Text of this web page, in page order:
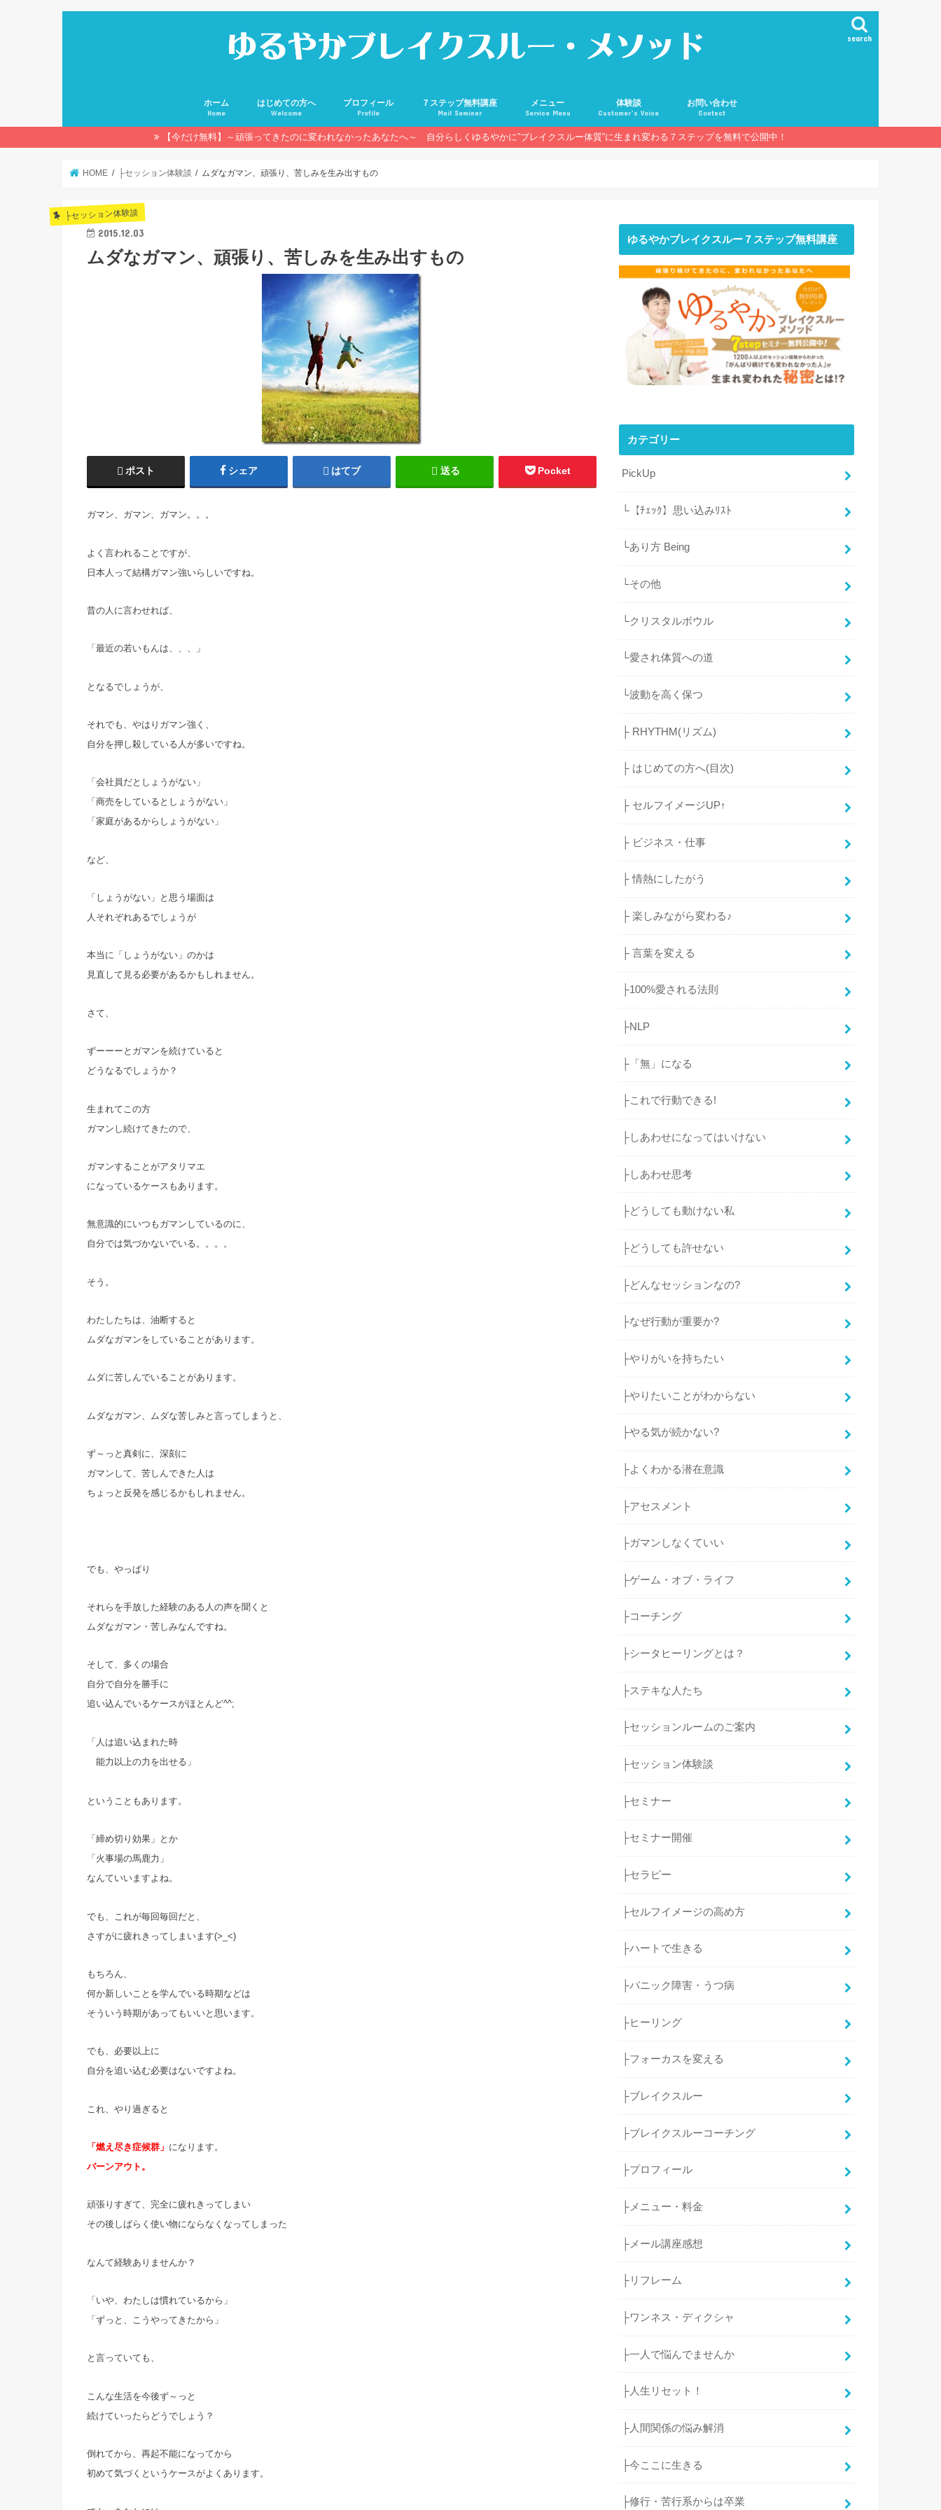
search
ホーム
Home
はじめての方へ
Welcome
プロフィール
Profile
７ステップ無料講座
Mail Seminar
メニュー
Service Menu
体験談
Customer’s Voice
お問い合わせ
Contact
【今だけ無料】～頑張ってきたのに変われなかったあなたへ～ 自分らしくゆるやかに”ブレイクスルー体質”に生まれ変わる７ステップを無料で公開中！
HOME ├セッション体験談 ムダなガマン、頑張り、苦しみを生み出すもの
├セッション体験談
2015.12.03
ムダなガマン、頑張り、苦しみを生み出すもの
ポスト シェア はてブ 送る Pocket
ガマン、ガマン、ガマン。。。
よく言われることですが、
日本人って結構ガマン強いらしいですね。
昔の人に言わせれば、
「最近の若いもんは、、、」
となるでしょうが、
それでも、やはりガマン強く、
自分を押し殺している人が多いですね。
「会社員だとしょうがない」
「商売をしているとしょうがない」
「家庭があるからしょうがない」
など、
「しょうがない」と思う場面は
人それぞれあるでしょうが
本当に「しょうがない」のかは
見直して見る必要があるかもしれません。
さて、
ずーーーとガマンを続けていると
どうなるでしょうか？
生まれてこの方
ガマンし続けてきたので、
ガマンすることがアタリマエ
になっているケースもあります。
無意識的にいつもガマンしているのに、
自分では気づかないでいる。。。。
そう。
わたしたちは、油断すると
ムダなガマンをしていることがあります。
ムダに苦しんでいることがあります。
ムダなガマン、ムダな苦しみと言ってしまうと、
ず～っと真剣に、深刻に
ガマンして、苦しんできた人は
ちょっと反発を感じるかもしれません。
でも、やっぱり
それらを手放した経験のある人の声を聞くと
ムダなガマン・苦しみなんですね。
そして、多くの場合
自分で自分を勝手に
追い込んでいるケースがほとんど^^;
「人は追い込まれた時
能力以上の力を出せる」
ということもあります。
「締め切り効果」とか
「火事場の馬鹿力」
なんていいますよね。
でも、これが毎回毎回だと、
さすがに疲れきってしまいます(>_<)
もちろん、
何か新しいことを学んでいる時期などは
そういう時期があってもいいと思います。
でも、必要以上に
自分を追い込む必要はないですよね。
これ、やり過ぎると
「燃え尽き症候群」 になります。
バーンアウト。
頑張りすぎて、完全に疲れきってしまい
その後しばらく使い物にならなくなってしまった
なんて経験ありませんか？
「いや、わたしは慣れているから」
「ずっと、こうやってきたから」
と言っていても、
こんな生活を今後ず～っと
続けていったらどうでしょう？
倒れてから、再起不能になってから
初めて気づくというケースがよくあります。
ゆるやかブレイクスルー７ステップ無料講座
カテゴリー
PickUp
└【ﾁｪｯｸ】思い込みﾘｽﾄ
└あり方 Being
└その他
└クリスタルボウル
└愛され体質への道
└波動を高く保つ
├ RHYTHM(リズム)
├ はじめての方へ(目次)
├ セルフイメージUP↑
├ ビジネス・仕事
├ 情熱にしたがう
├ 楽しみながら変わる♪
├ 言葉を変える
├100%愛される法則
├NLP
├「無」になる
├これで行動できる!
├しあわせになってはいけない
├しあわせ思考
├どうしても動けない私
├どうしても許せない
├どんなセッションなの?
├なぜ行動が重要か?
├やりがいを持ちたい
├やりたいことがわからない
├やる気が続かない?
├よくわかる潜在意識
├アセスメント
├ガマンしなくていい
├ゲーム・オブ・ライフ
├コーチング
├シータヒーリングとは？
├ステキな人たち
├セッションルームのご案内
├セッション体験談
├セミナー
├セミナー開催
├セラピー
├セルフイメージの高め方
├ハートで生きる
├パニック障害・うつ病
├ヒーリング
├フォーカスを変える
├ブレイクスルー
├ブレイクスルーコーチング
├プロフィール
├メニュー・料金
├メール講座感想
├リフレーム
├ワンネス・ディクシャ
├一人で悩んでませんか
├人生リセット！
├人間関係の悩み解消
├今ここに生きる
├修行・苦行系からは卒業